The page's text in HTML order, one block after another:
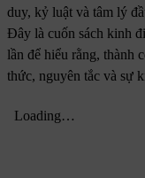
duy, kỷ luật và tâm lý
Đây là cuốn sách kinh
lần để hiểu rằng, thành
thức, nguyên tắc và sự